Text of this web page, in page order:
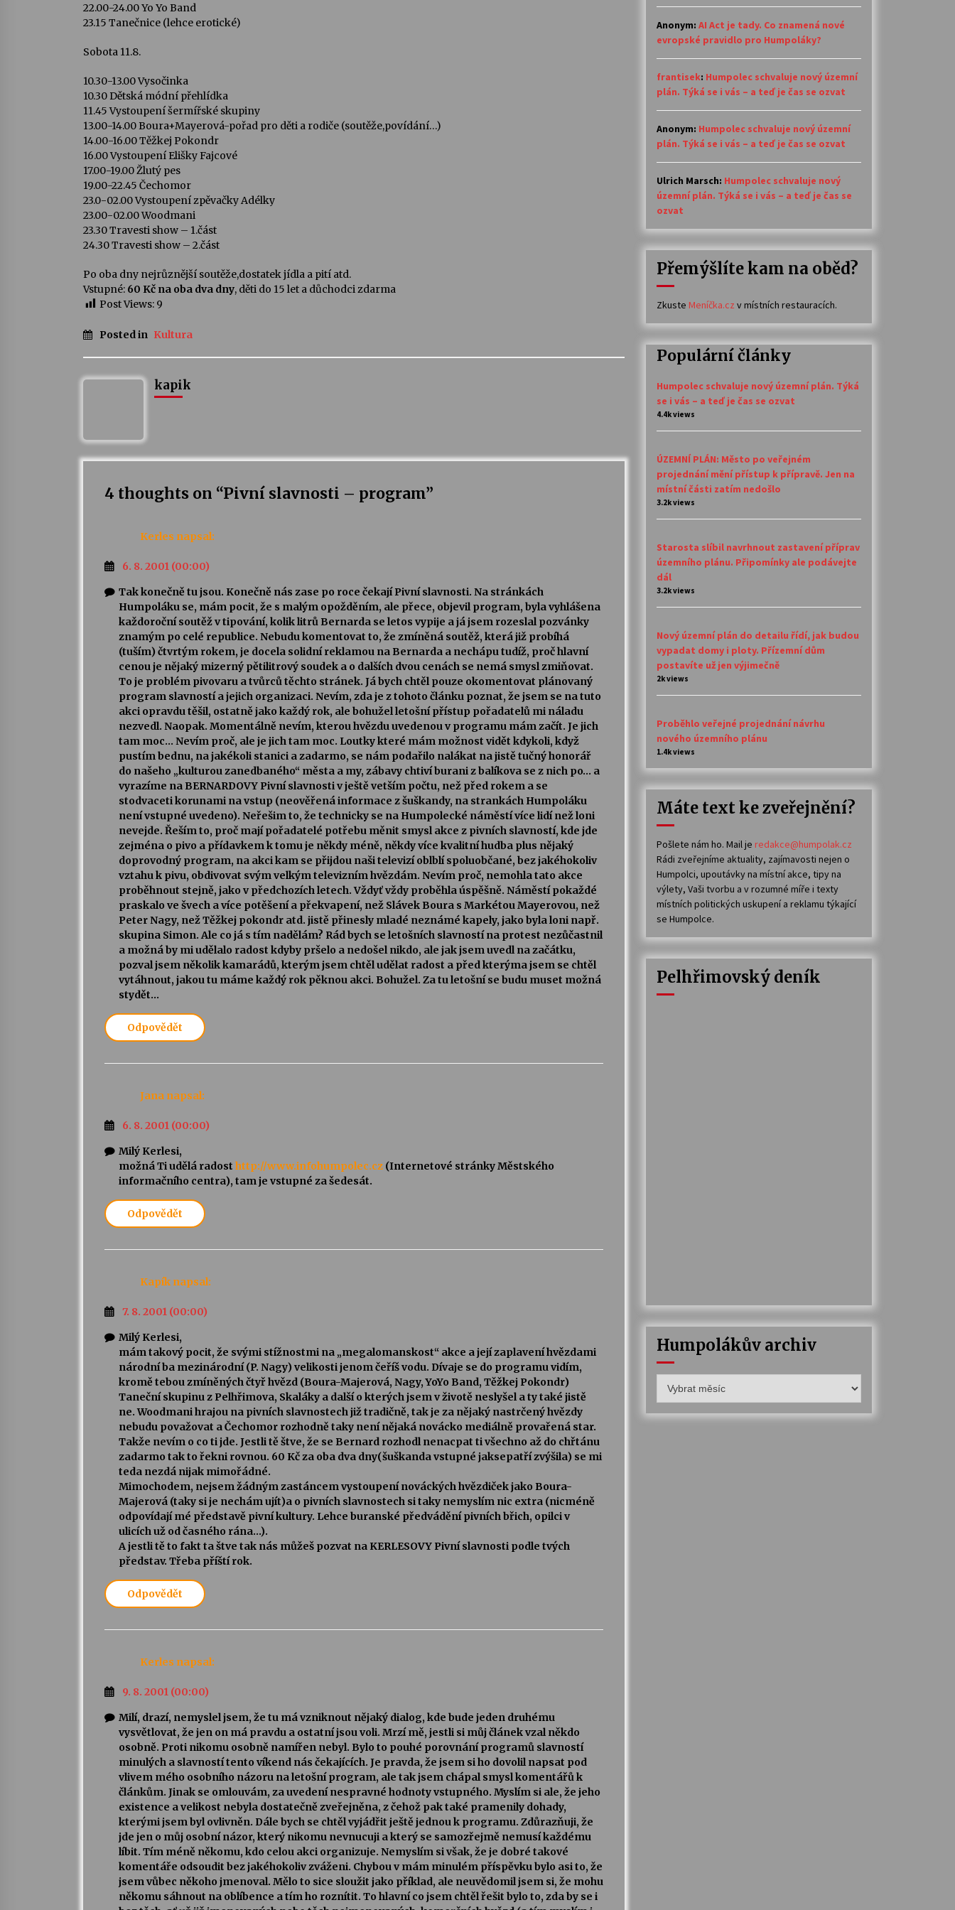
22.00-24.00 Yo Yo Band
23.15 Tanečnice (lehce erotické)
Sobota 11.8.
10.30-13.00 Vysočinka
10.30 Dětská módní přehlídka
11.45 Vystoupení šermířské skupiny
13.00-14.00 Boura+Mayerová-pořad pro děti a rodiče (soutěže,povídání…)
14.00-16.00 Těžkej Pokondr
16.00 Vystoupení Elišky Fajcové
17.00-19.00 Žlutý pes
19.00-22.45 Čechomor
23.0-02.00 Vystoupení zpěvačky Adélky
23.00-02.00 Woodmani
23.30 Travesti show – 1.část
24.30 Travesti show – 2.část
Po oba dny nejrůznější soutěže,dostatek jídla a pití atd.
Vstupné: 60 Kč na oba dva dny, děti do 15 let a důchodci zdarma
Post Views: 9
Posted in Kultura
kapik
4 thoughts on “Pivní slavnosti – program”
Kerles napsal:
6. 8. 2001 (00:00)
Tak konečně tu jsou. Konečně nás zase po roce čekají Pivní slavnosti. Na stránkách
Humpoláku se, mám pocit, že s malým opožděním, ale přece, objevil program, byla vyhlášena
každoroční soutěž v tipování, kolik litrů Bernarda se letos vypije a já jsem rozeslal pozvánky
znamým po celé republice. Nebudu komentovat to, že zmíněná soutěž, která již probíhá
(tuším) čtvrtým rokem, je docela solidní reklamou na Bernarda a nechápu tudíž, proč hlavní
cenou je nějaký mizerný pětilitrový soudek a o dalších dvou cenách se nemá smysl zmiňovat.
To je problém pivovaru a tvůrců těchto stránek. Já bych chtěl pouze okomentovat plánovaný
program slavností a jejich organizaci. Nevím, zda je z tohoto článku poznat, že jsem se na tuto
akci opravdu těšil, ostatně jako každý rok, ale bohužel letošní přístup pořadatelů mi náladu
nezvedl. Naopak. Momentálně nevím, kterou hvězdu uvedenou v programu mám začít. Je jich
tam moc… Nevím proč, ale je jich tam moc. Loutky které mám možnost vidět kdykoli, když
pustím bednu, na jakékoli stanici a zadarmo, se nám podařilo nalákat na jistě tučný honorář
do našeho „kulturou zanedbaného“ města a my, zábavy chtiví burani z balíkova se z nich po… a
vyrazíme na BERNARDOVY Pivní slavnosti v ještě vetším počtu, než před rokem a se
stodvaceti korunami na vstup (neověřená informace z šuškandy, na strankách Humpoláku
není vstupné uvedeno). Neřešim to, že technicky se na Humpolecké náměstí více lidí než loni
nevejde. Řeším to, proč mají pořadatelé potřebu měnit smysl akce z pivních slavností, kde jde
zejména o pivo a přídavkem k tomu je někdy méně, někdy více kvalitní hudba plus nějaký
doprovodný program, na akci kam se přijdou naši televizí oblblí spoluobčané, bez jakéhokoliv
vztahu k pivu, obdivovat svým velkým televizním hvězdám. Nevím proč, nemohla tato akce
proběhnout stejně, jako v předchozích letech. Vždyť vždy proběhla úspěšně. Náměstí pokaždé
praskalo ve švech a více potěšení a překvapení, než Slávek Boura s Markétou Mayerovou, než
Peter Nagy, než Těžkej pokondr atd. jistě přinesly mladé neznámé kapely, jako byla loni např.
skupina Simon. Ale co já s tím nadělám? Rád bych se letošních slavností na protest nezůčastnil
a možná by mi udělalo radost kdyby pršelo a nedošel nikdo, ale jak jsem uvedl na začátku,
pozval jsem několik kamarádů, kterým jsem chtěl udělat radost a před kterýma jsem se chtěl
vytáhnout, jakou tu máme každý rok pěknou akci. Bohužel. Za tu letošní se budu muset možná
stydět…
Odpovědět
Jana napsal:
6. 8. 2001 (00:00)
Milý Kerlesi,
možná Ti udělá radost http://www.infohumpolec.cz (Internetové stránky Městského
informačního centra), tam je vstupné za šedesát.
Odpovědět
Kapík napsal:
7. 8. 2001 (00:00)
Milý Kerlesi,
mám takový pocit, že svými stížnostmi na „megalomanskost“ akce a její zaplavení hvězdami
národní ba mezinárodní (P. Nagy) velikosti jenom čeříš vodu. Dívaje se do programu vidím,
kromě tebou zmíněných čtyř hvězd (Boura-Majerová, Nagy, YoYo Band, Těžkej Pokondr)
Taneční skupinu z Pelhřimova, Skaláky a další o kterých jsem v životě neslyšel a ty také jistě
ne. Woodmani hrajou na pivních slavnostech již tradičně, tak je za nějaký nastrčený hvězdy
nebudu považovat a Čechomor rozhodně taky není nějaká novácko mediálně provařená star.
Takže nevím o co ti jde. Jestli tě štve, že se Bernard rozhodl nenacpat ti všechno až do chřtánu
zadarmo tak to řekni rovnou. 60 Kč za oba dva dny(šuškanda vstupné jaksepatří zvýšila) se mi
teda nezdá nijak mimořádné.
Mimochodem, nejsem žádným zastáncem vystoupení nováckých hvězdiček jako Boura-
Majerová (taky si je nechám ujít)a o pivních slavnostech si taky nemyslím nic extra (nicméně
odpovídají mé představě pivní kultury. Lehce buranské předvádění pivních břich, opilci v
ulicích už od časného rána…).
A jestli tě to fakt ta štve tak nás můžeš pozvat na KERLESOVY Pivní slavnosti podle tvých
představ. Třeba příští rok.
Odpovědět
Kerles napsal:
9. 8. 2001 (00:00)
Milí, drazí, nemyslel jsem, že tu má vzniknout nějaký dialog, kde bude jeden druhému
vysvětlovat, že jen on má pravdu a ostatní jsou voli. Mrzí mě, jestli si můj článek vzal někdo
osobně. Proti nikomu osobně namířen nebyl. Bylo to pouhé porovnání programů slavností
minulých a slavností tento víkend nás čekajících. Je pravda, že jsem si ho dovolil napsat pod
vlivem mého osobního názoru na letošní program, ale tak jsem chápal smysl komentářů k
článkům. Jinak se omlouvám, za uvedení nespravné hodnoty vstupného. Myslím si ale, že jeho
existence a velikost nebyla dostatečně zveřejněna, z čehož pak také pramenily dohady,
kterými jsem byl ovlivněn. Dále bych se chtěl vyjádřit ještě jednou k programu. Zdůrazňuji, že
jde jen o můj osobní názor, který nikomu nevnucuji a který se samozřejmě nemusí každému
líbit. Tím méně někomu, kdo celou akci organizuje. Nemyslím si však, že je dobré takové
komentáře odsoudit bez jakéhokoliv zváženi. Chybou v mám minulém příspěvku bylo asi to, že
jsem vůbec někoho jmenoval. Mělo to sice sloužit jako příklad, ale neuvědomil jsem si, že mohu
někomu sáhnout na oblíbence a tím ho roznítit. To hlavní co jsem chtěl řešit bylo to, zda by se i
Anonym: AI Act je tady. Co znamená nové
evropské pravidlo pro Humpoláky?
frantisek: Humpolec schvaluje nový územní
plán. Týká se i vás – a teď je čas se ozvat
Anonym: Humpolec schvaluje nový územní
plán. Týká se i vás – a teď je čas se ozvat
Ulrich Marsch: Humpolec schvaluje nový
územní plán. Týká se i vás – a teď je čas se
ozvat
Přemýšlíte kam na oběd?
Zkuste Meníčka.cz v místních restauracích.
Populární články
Humpolec schvaluje nový územní plán. Týká
se i vás – a teď je čas se ozvat
4.4k views
ÚZEMNÍ PLÁN: Město po veřejném
projednání mění přístup k přípravě. Jen na
místní části zatím nedošlo
3.2k views
Starosta slíbil navrhnout zastavení příprav
územního plánu. Připomínky ale podávejte
dál
3.2k views
Nový územní plán do detailu řídí, jak budou
vypadat domy i ploty. Přízemní dům
postavíte už jen výjimečně
2k views
Proběhlo veřejné projednání návrhu
nového územního plánu
1.4k views
Máte text ke zveřejnění?
Pošlete nám ho. Mail je redakce@humpolak.cz
Rádi zveřejníme aktuality, zajímavosti nejen o
Humpolci, upoutávky na místní akce, tipy na
výlety, Vaši tvorbu a v rozumné míře i texty
místních politických uskupení a reklamu týkající
se Humpolce.
Pelhřimovský deník
Humpolákův archiv
archiv